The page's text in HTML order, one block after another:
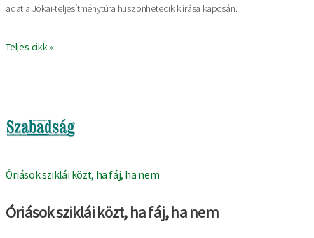
adat a Jókai-teljesítménytúra huszonhetedik kiírása kapcsán.
Teljes cikk »
Óriások sziklái közt, ha fáj, ha nem
Óriások sziklái közt, ha fáj, ha nem